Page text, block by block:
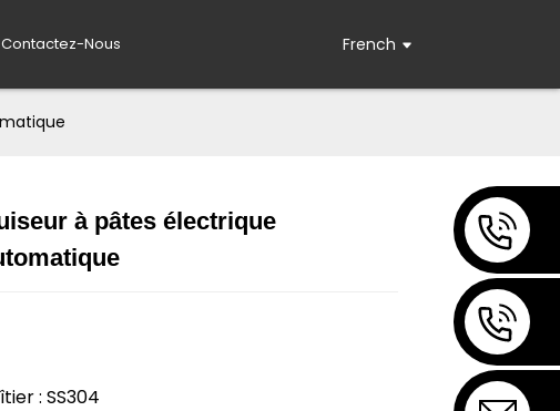
Contactez-Nous French
Loading...
Loading...
à pâtes électrique
: SS304